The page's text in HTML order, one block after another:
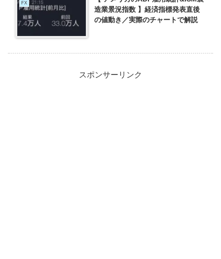
FX
造業景況指数 】経済指標発表直後
の値動き／実際のチャートで解説
スポンサーリンク